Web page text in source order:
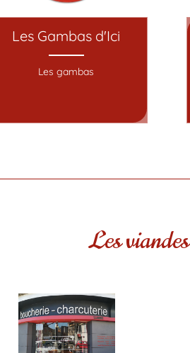
Les Gambas d'Ici
Les gambas
Les viandes